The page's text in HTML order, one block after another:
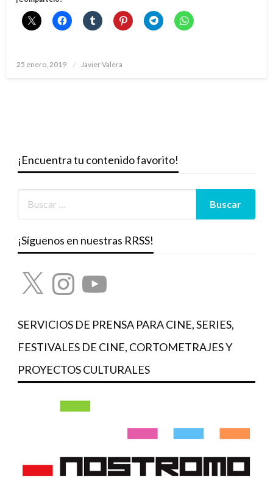
Publicado
25 enero, 2019 Javier Valera
¡Encuentra tu contenido favorito!
¡Síguenos en nuestras RRSS!
X InstagramYouTube
SERVICIOS DE PRENSA PARA CINE, SERIES,
FESTIVALES DE CINE, CORTOMETRAJES Y
PROYECTOS CULTURALES